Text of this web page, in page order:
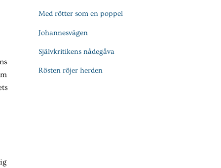
Med rötter som en poppel
Johannesvägen
Självkritikens nådegåva
Rösten röjer herden